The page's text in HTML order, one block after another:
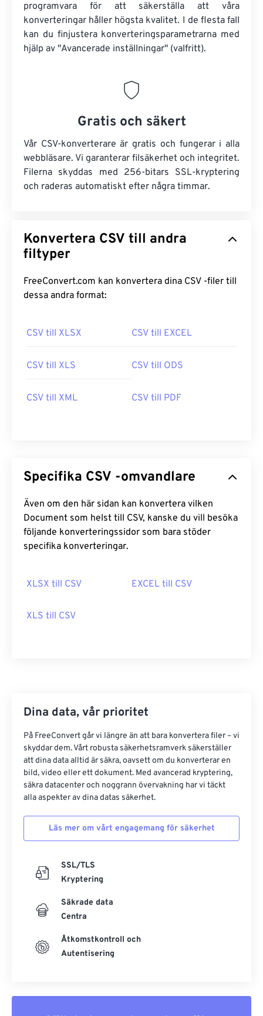
programvara för att säkerställa att våra
konverteringar håller högsta kvalitet. I de flesta fall
kan du finjustera konverteringsparametrarna med
hjälp av "Avancerade inställningar" (valfritt).
Gratis och säkert
Vår CSV-konverterare är gratis och fungerar i alla
webbläsare. Vi garanterar filsäkerhet och integritet.
Filerna skyddas med 256-bitars SSL-kryptering
och raderas automatiskt efter några timmar.
Konvertera CSV till andra
filtyper
FreeConvert.com kan konvertera dina CSV -filer till
dessa andra format:
CSV till XLSX CSV till EXCEL
CSV till XLS CSV till ODS
CSV till XML CSV till PDF
Specifika CSV -omvandlare
Även om den här sidan kan konvertera vilken
Document som helst till CSV, kanske du vill besöka
följande konverteringssidor som bara stöder
specifika konverteringar.
XLSX till CSV EXCEL till CSV
XLS till CSV
Dina data, vår prioritet
På FreeConvert går vi längre än att bara konvertera filer – vi
skyddar dem. Vårt robusta säkerhetsramverk säkerställer
att dina data alltid är säkra, oavsett om du konverterar en
bild, video eller ett dokument. Med avancerad kryptering,
säkra datacenter och noggrann övervakning har vi täckt
alla aspekter av dina datas säkerhet.
Läs mer om vårt engagemang för säkerhet
SSL/TLS
Kryptering
Säkrade data
Centra
Åtkomstkontroll och
Autentisering